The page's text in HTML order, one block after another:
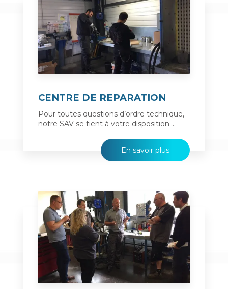
CENTRE DE REPARATION
Pour toutes questions d’ordre technique,
notre SAV se tient à votre disposition....
En savoir plus